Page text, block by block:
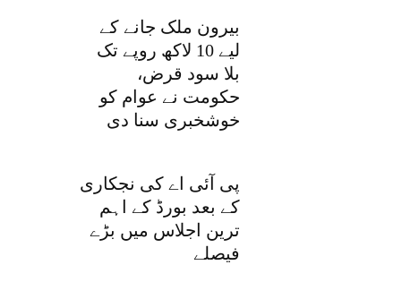
بیرون ملک جانے کے
لیے 10 لاکھ روپے تک
بلا سود قرض،
حکومت نے عوام کو
خوشخبری سنا دی
پی آئی اے کی نجکاری
کے بعد بورڈ کے اہم
ترین اجلاس میں بڑے
فیصلے